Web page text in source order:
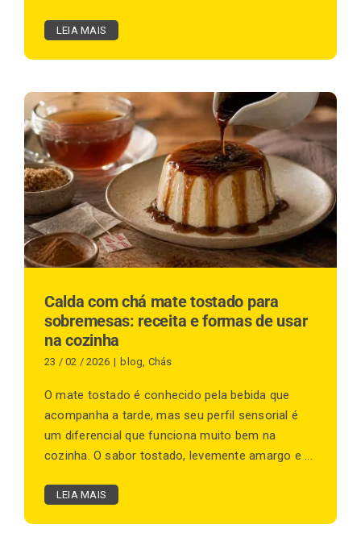
LEIA MAIS
Calda com chá mate tostado para
sobremesas: receita e formas de usar
na cozinha
23 / 02 / 2026 | blog, Chás
O mate tostado é conhecido pela bebida que
acompanha a tarde, mas seu perfil sensorial é
um diferencial que funciona muito bem na
cozinha. O sabor tostado, levemente amargo e ...
LEIA MAIS